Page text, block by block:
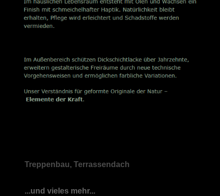
Treppenbau, Terrassendach
...und vieles mehr...